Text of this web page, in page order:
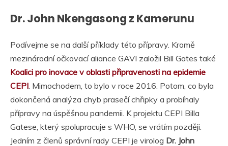
Dr. John Nkengasong z Kamerunu
Podívejme se na další příklady této přípravy. Kromě
mezinárodní očkovací aliance GAVI založil Bill Gates také
Koalici pro inovace v oblasti připravenosti na epidemie
CEPI . Mimochodem, to bylo v roce 2016. Potom, co byla
dokončená analýza chyb prasečí chřipky a probíhaly
přípravy na úspěšnou pandemii. K projektu CEPI Billa
Gatese, který spolupracuje s WHO, se vrátím později.
Jedním z členů správní rady CEPI je virolog Dr. John